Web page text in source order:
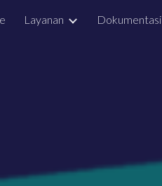
Layanan Dokumentasi